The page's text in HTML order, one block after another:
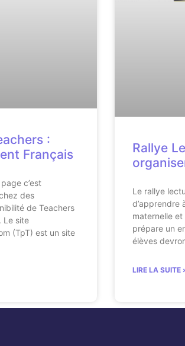
:
Français
c’est
des
de Teachers
Le site
(TpT) est un site
Rallye
Le rallye
d’apprendre
maternelle et
prépare un
élèves
LIRE LA SUITE